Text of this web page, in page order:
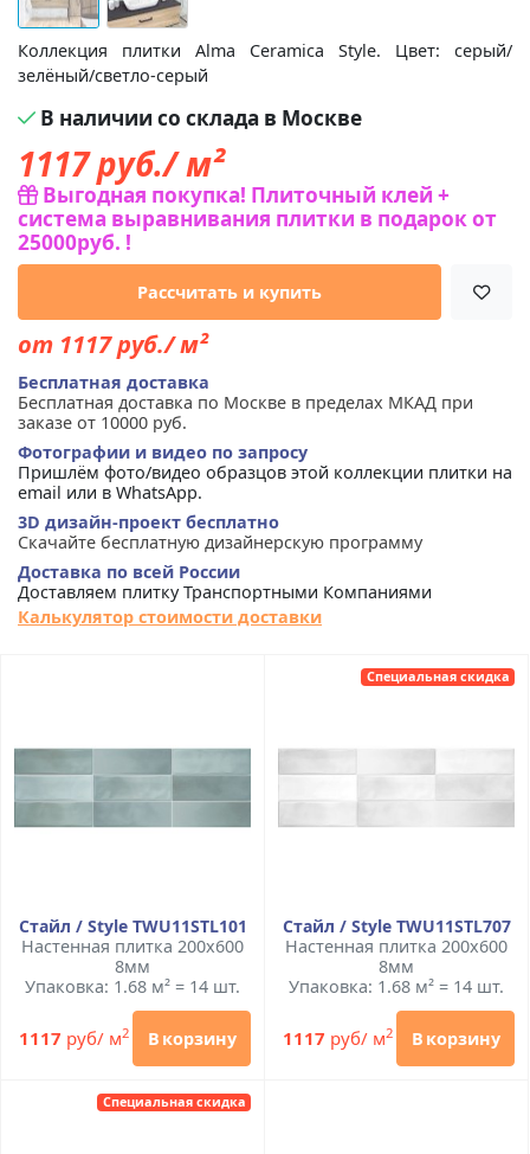
Коллекция плитки Alma Ceramica Style. Цвет: серый/
зелёный/светло-серый
В наличии со склада в Москве
1117руб./ м²
Выгодная покупка! Плиточный клей +
система выравнивания плитки в подарок от
25000руб. !
Рассчитать и купить
от 1117 руб./ м²
Бесплатная доставка
Бесплатная доставка по Москве в пределах МКАД при
заказе от 10000 руб.
Фотографии и видео по запросу
Пришлём фото/видео образцов этой коллекции плитки на
email или в WhatsApp.
3D дизайн-проект бесплатно
Скачайте бесплатную дизайнерскую программу
Доставка по всей России
Доставляем плитку Транспортными Компаниями
Калькулятор стоимости доставки
Стайл / Style TWU11STL101
Настенная плитка 200x600
8мм
Упаковка: 1.68 м² = 14 шт.
1117 руб/ м2 В корзину
Специальная скидка
Стайл / Style TWU11STL707
Настенная плитка 200x600
8мм
Упаковка: 1.68 м² = 14 шт.
1117 руб/ м2 В корзину
Специальная скидка